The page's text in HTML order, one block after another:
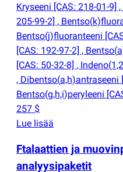
Kryseeni [CAS: 218-01-9]
205-99-2] , Bentso(
Bentso(j)fluoranteeni
[CAS: 192-97-2] , Bentso(
[CAS: 50-32-8] , Indeno(
, Dibentso(a,h)antraseeni
Bentso(g,h,i)peryleeni
257 $
Lue lisää
Ftalaattien ja
analyysipaketit